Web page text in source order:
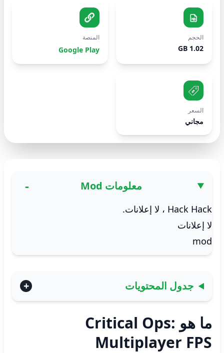
الحجم
1.02 GB
المنصة
Google Play
السعر
مجاني
معلومات Mod
Hack Hack ، لا إعلانات.
لا إعلانات
mod
جدول المحتويات
ما هو Critical Ops:
Multiplayer FPS